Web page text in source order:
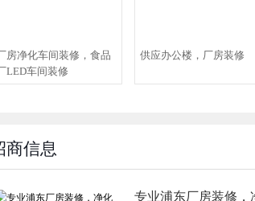
房净化车间装修，食品
LED车间装修
供应办公楼，厂房装修
商信息
专业浦东厂房装修，